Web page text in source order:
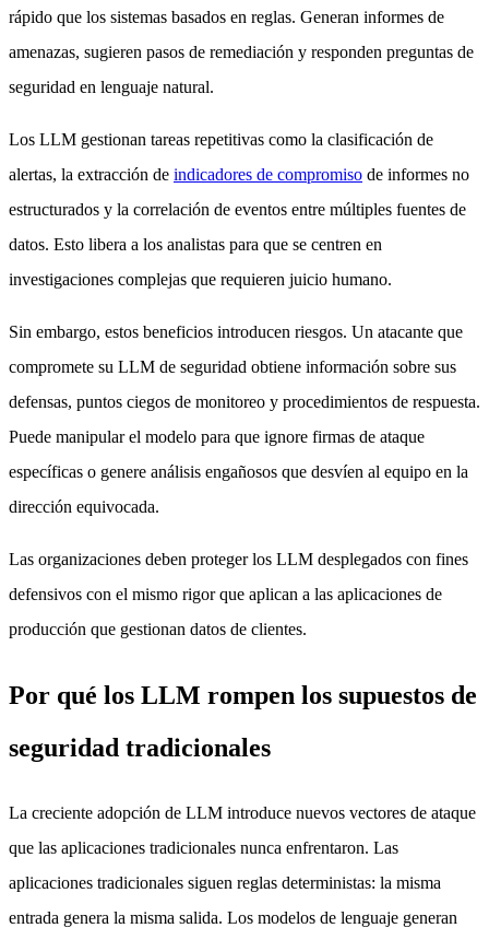
rápido que los sistemas basados en reglas. Generan informes de
amenazas, sugieren pasos de remediación y responden preguntas de
seguridad en lenguaje natural.
Los LLM gestionan tareas repetitivas como la clasificación de
alertas, la extracción de indicadores de compromiso de informes no
estructurados y la correlación de eventos entre múltiples fuentes de
datos. Esto libera a los analistas para que se centren en
investigaciones complejas que requieren juicio humano.
Sin embargo, estos beneficios introducen riesgos. Un atacante que
compromete su LLM de seguridad obtiene información sobre sus
defensas, puntos ciegos de monitoreo y procedimientos de respuesta.
Puede manipular el modelo para que ignore firmas de ataque
específicas o genere análisis engañosos que desvíen al equipo en la
dirección equivocada.
Las organizaciones deben proteger los LLM desplegados con fines
defensivos con el mismo rigor que aplican a las aplicaciones de
producción que gestionan datos de clientes.
Por qué los LLM rompen los supuestos de
seguridad tradicionales
La creciente adopción de LLM introduce nuevos vectores de ataque
que las aplicaciones tradicionales nunca enfrentaron. Las
aplicaciones tradicionales siguen reglas deterministas: la misma
entrada genera la misma salida. Los modelos de lenguaje generan